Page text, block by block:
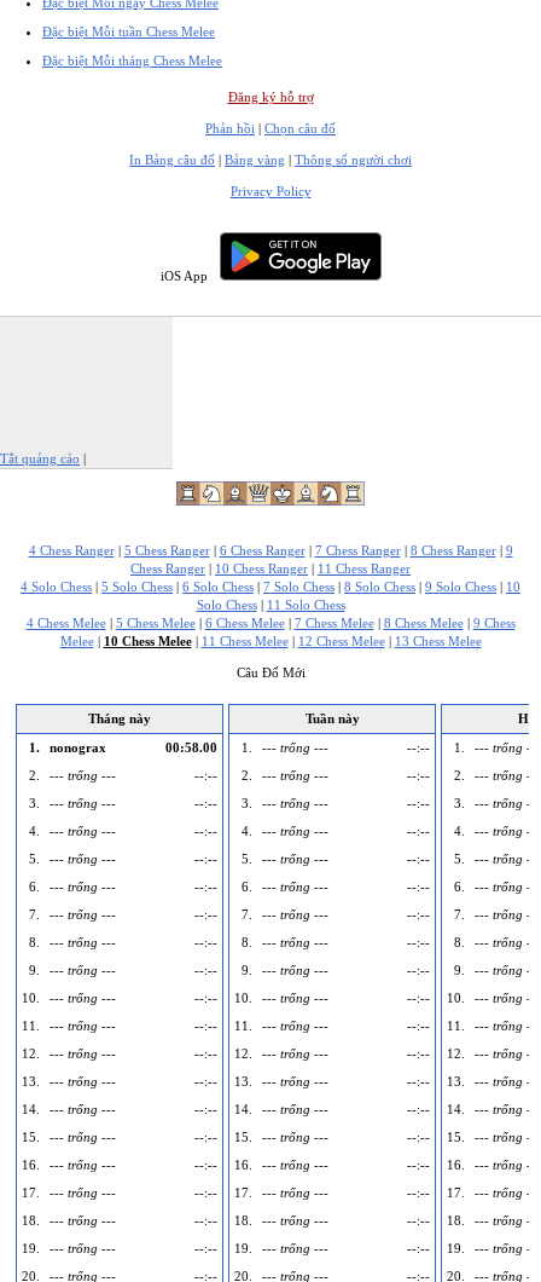
Đặc biệt Mỗi tuần Chess Melee
Đặc biệt Mỗi tháng Chess Melee
Đăng ký hỗ trợ
Phản hồi | Chọn câu đố
In Bảng câu đố | Bảng vàng | Thông số người chơi
Privacy Policy
iOS App
Tắt quảng cáo |
4 Chess Ranger| 5 Chess Ranger| 6 Chess Ranger| 7 Chess Ranger| 8 Chess Ranger| 9
Chess Ranger | 10 Chess Ranger | 11 Chess Ranger
4 Solo Chess | 5 Solo Chess | 6 Solo Chess | 7 Solo Chess | 8 Solo Chess | 9 Solo Chess | 10
Solo Chess| 11 Solo Chess
4 Chess Melee| 5 Chess Melee| 6 Chess Melee| 7 Chess Melee| 8 Chess Melee| 9 Chess
Melee| 10 Chess Melee| 11 Chess Melee| 12 Chess Melee| 13 Chess Melee
Câu Đố Mới
Tháng này
1.
nonograx
00:58.00
2.
--- trống ---
--:--
3.
--- trống ---
--:--
4.
--- trống ---
--:--
5.
--- trống ---
--:--
6.
--- trống ---
--:--
7.
--- trống ---
--:--
8.
--- trống ---
--:--
9.
--- trống ---
--:--
10.
--- trống ---
--:--
11.
--- trống ---
--:--
12.
--- trống ---
--:--
13.
--- trống ---
--:--
14.
--- trống ---
--:--
15.
--- trống ---
--:--
16.
--- trống ---
--:--
17.
--- trống ---
--:--
18.
--- trống ---
--:--
19.
--- trống ---
--:--
20.
--- trống --- --:--
Tuần này
1.
--- trống ---
--:--
2.
--- trống ---
--:--
3.
--- trống ---
--:--
4.
--- trống ---
--:--
5.
--- trống ---
--:--
6.
--- trống ---
--:--
7.
--- trống ---
--:--
8.
--- trống ---
--:--
9.
--- trống ---
--:--
10.
--- trống ---
--:--
11.
--- trống ---
--:--
12.
--- trống ---
--:--
13.
--- trống ---
--:--
14.
--- trống ---
--:--
15.
--- trống ---
--:--
16.
--- trống ---
--:--
17.
--- trống ---
--:--
18.
--- trống ---
--:--
19.
--- trống ---
--:--
20.
--- trống --- --:--
1.
--- trống ---
2.
--- trống ---
3.
--- trống ---
4.
--- trống ---
5.
--- trống ---
6.
--- trống ---
7.
--- trống ---
8.
--- trống ---
9.
--- trống ---
10.
--- trống ---
11.
--- trống ---
12.
--- trống ---
13.
--- trống ---
14.
--- trống ---
15.
--- trống ---
16.
--- trống ---
17.
--- trống ---
18.
--- trống ---
19.
--- trống ---
20.
--- trống ---